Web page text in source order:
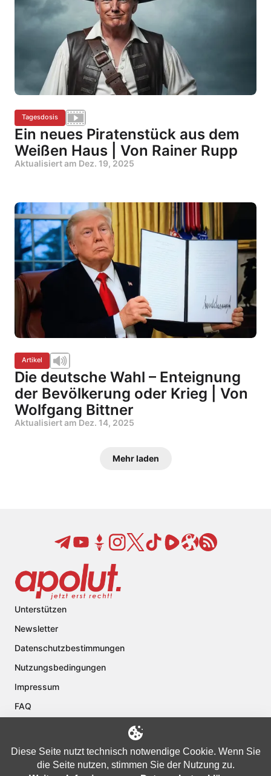
Tagesdosis
Ein neues Piratenstück aus dem
Weißen Haus | Von Rainer Rupp
Aktualisiert am Dez. 19, 2025
Artikel
Die deutsche Wahl – Enteignung
der Bevölkerung oder Krieg | Von
Wolfgang Bittner
Aktualisiert am Dez. 14, 2025
Mehr laden
Unterstützen
Newsletter
Datenschutzbestimmungen
Nutzungsbedingungen
Impressum
FAQ
Diese Seite nutzt technisch notwendige Cookie. Wenn Sie
die Seite nutzen, stimmen Sie der Nutzung zu.